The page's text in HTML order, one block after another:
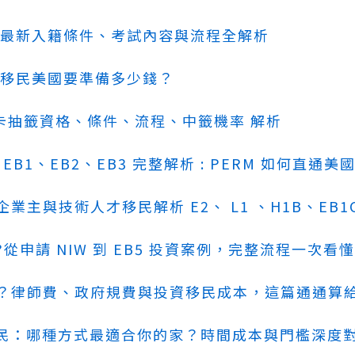
新入籍條件、考試內容與流程全解析
民美國要準備多少錢？
籤資格、條件、流程、中籤機率 解析
、EB2、EB3 完整解析 : PERM 如何直通美
業主與技術人才移民解析 E2、 L1 、H1B、
申請 NIW 到 EB5 投資案例，完整流程一次看
律師費、政府規費與投資移民成本，這篇通通算
：哪種方式最適合你的家？時間成本與門檻深度